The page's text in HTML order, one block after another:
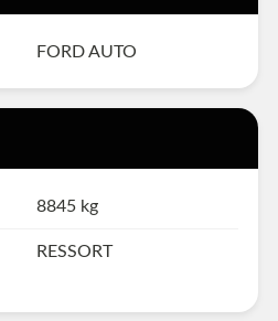
FORD AUTO
8845 kg
RESSORT